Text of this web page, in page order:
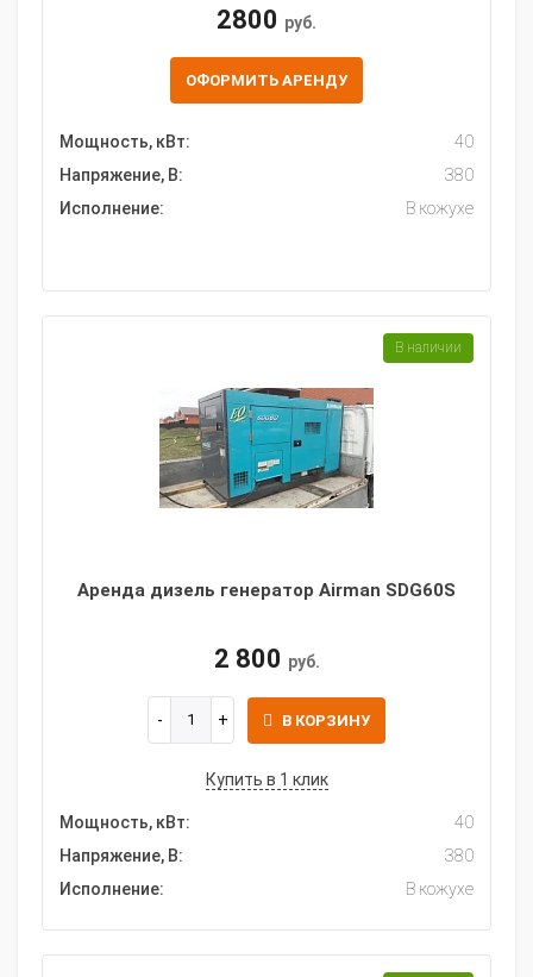
2800 руб.
ОФОРМИТЬ АРЕНДУ
Мощность, кВт:
40
Напряжение, В:
380
Исполнение:
В кожухе
Аренда дизель генератор Airman SDG60S
2 800 руб.
В КОРЗИНУ
Купить в 1 клик
Мощность, кВт:
40
Напряжение, В:
380
Исполнение:
В кожухе
В наличии